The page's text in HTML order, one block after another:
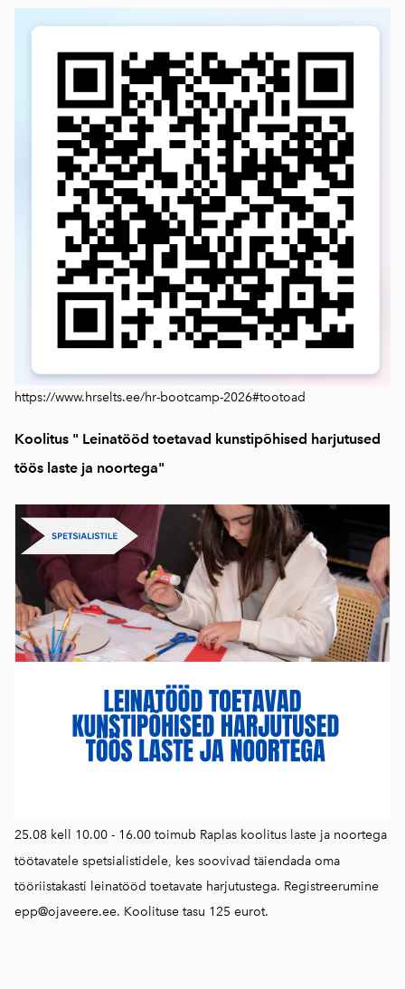
https://www.hrselts.ee/hr-bootcamp-2026#tootoad
Koolitus " Leinatööd toetavad kunstipõhised harjutused
töös laste ja noortega"
25.08 kell 10.00 - 16.00 toimub Raplas koolitus laste ja noortega
töötavatele spetsialistidele, kes soovivad täiendada oma
tööriistakasti leinatööd toetavate harjutustega. Registreerumine
epp@ojaveere.ee. Koolituse tasu 125 eurot.